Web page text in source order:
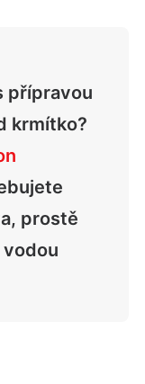
přípravou
krmítko?
prostě